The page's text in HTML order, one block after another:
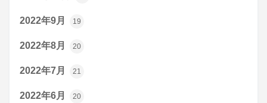
2022年9月 19
2022年8月 20
2022年7月 21
2022年6月 20